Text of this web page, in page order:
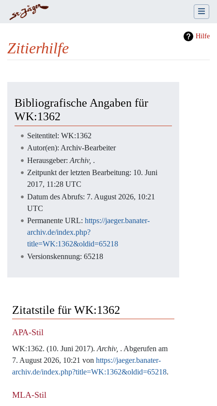
Hilfe
Zitierhilfe
Bibliografische Angaben für
WK:1362
Seitentitel: WK:1362
Autor(en): Archiv-Bearbeiter
Herausgeber: Archiv, .
Zeitpunkt der letzten Bearbeitung: 10. Juni
2017, 11:28 UTC
Datum des Abrufs: 7. August 2026, 10:21
UTC
Permanente URL: https://jaeger.banater-
archiv.de/index.php?
title=WK:1362&oldid=65218
Versionskennung: 65218
Zitatstile für WK:1362
APA-Stil
WK:1362. (10. Juni 2017). Archiv, . Abgerufen am
7. August 2026, 10:21 von https://jaeger.banater-
archiv.de/index.php?title=WK:1362&oldid=65218.
MLA-Stil